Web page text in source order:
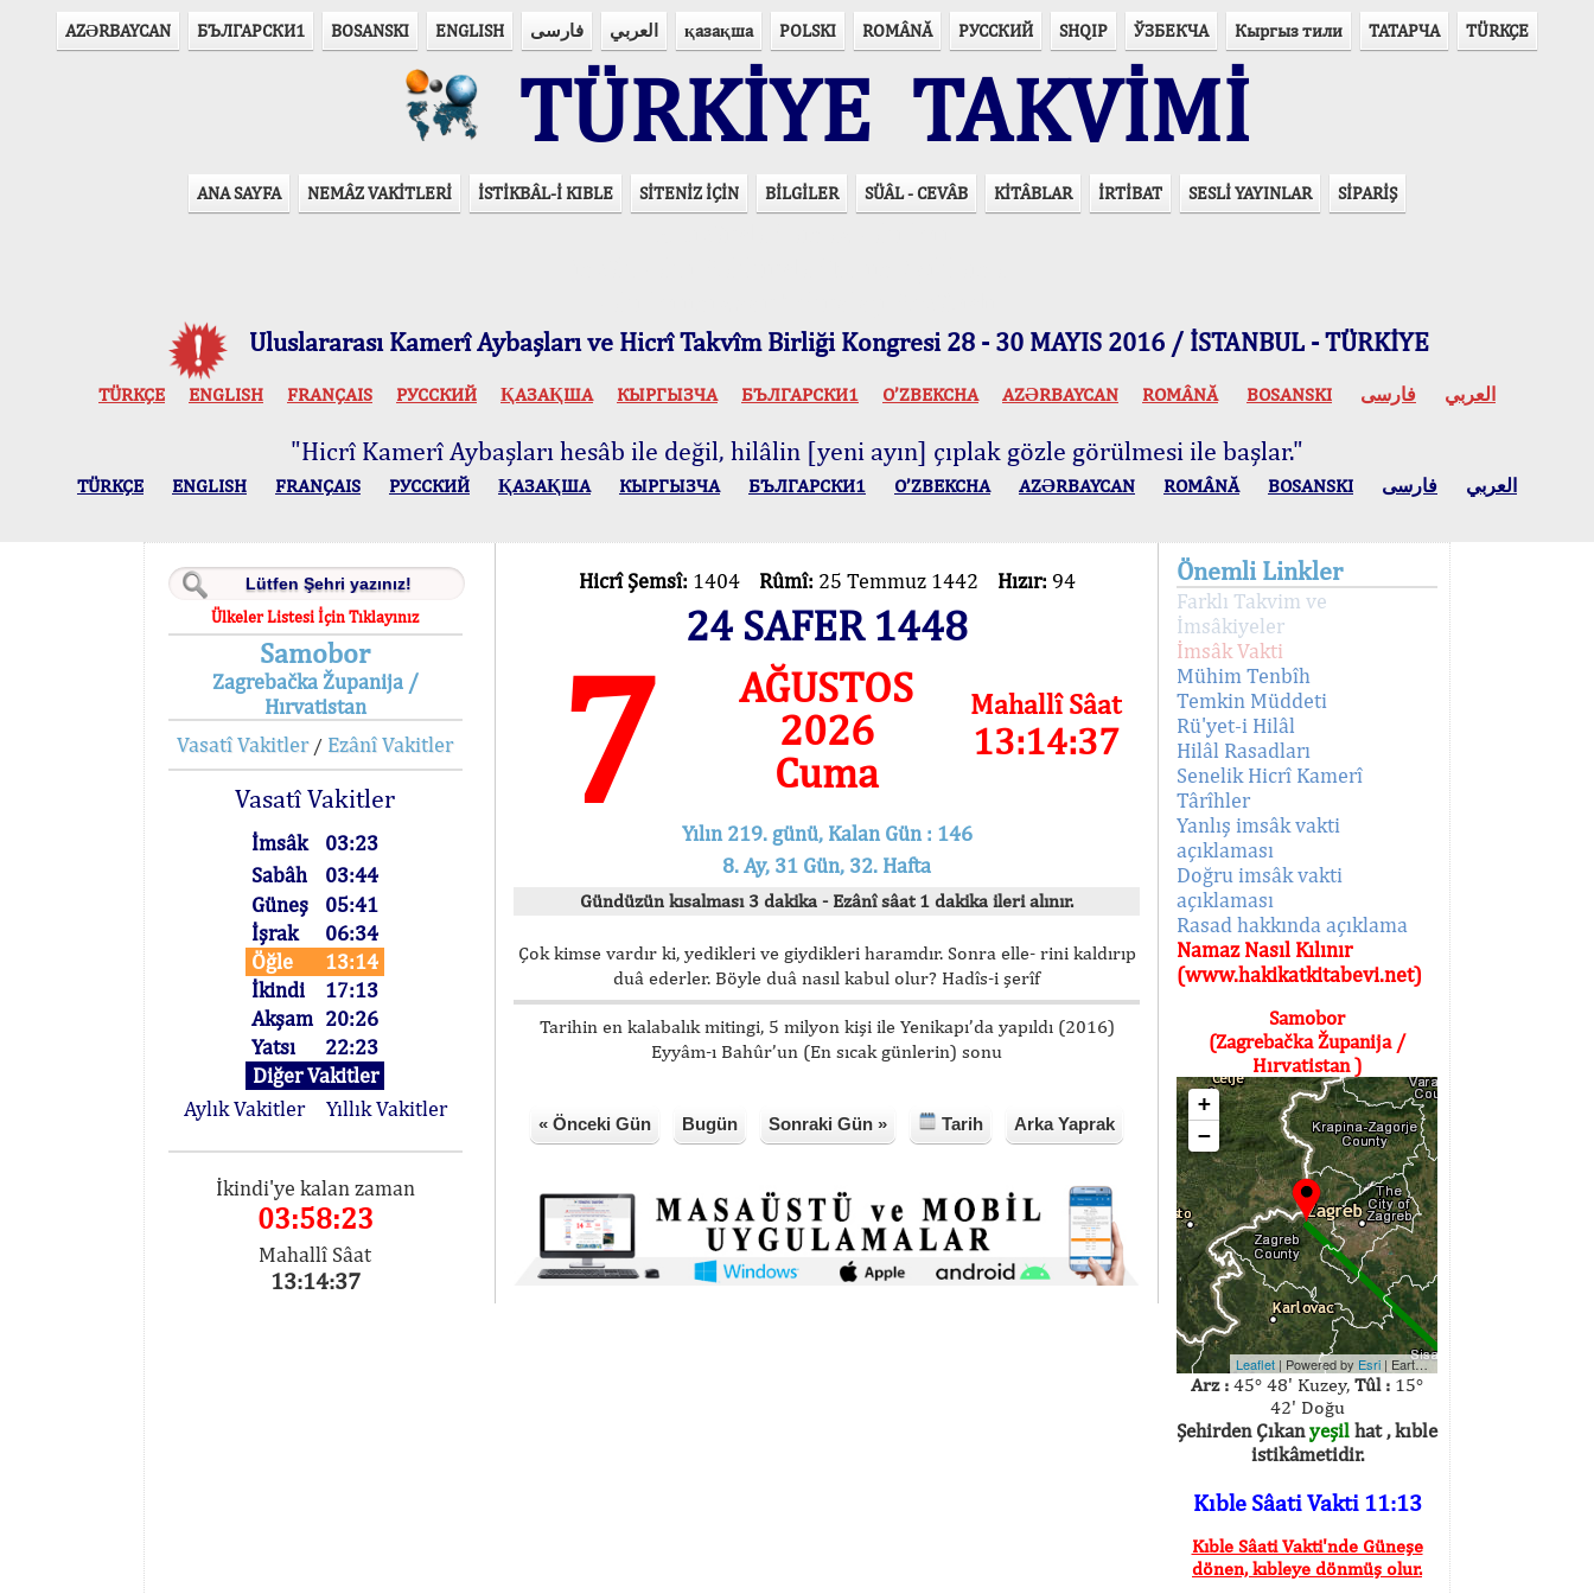
AZӘRBAYCAN БЪЛГАРСКИ1 BOSANSKI ENGLISH فارسی العربي қазақша POLSKI ROMÂNĂ РУССКИЙ SHQIP ЎЗБЕКЧА Кыргыз тили ТАТАРЧА TÜRKÇE
TÜRKİYE TAKVİMİ
ANA SAYFA NEMÂZ VAKİTLERİ İSTİKBÂL-İ KIBLE SİTENİZ İÇİN BİLGİLER SÜÂL - CEVÂB KİTÂBLAR İRTİBAT SESLİ YAYINLAR SİPARİŞ
Uluslararası Kamerî Aybaşları ve Hicrî Takvîm Birliği Kongresi 28 - 30 MAYIS 2016 / İSTANBUL - TÜRKİYE
TÜRKÇE ENGLISH FRANÇAIS РУССКИЙ ҚАЗАҚША КЫPГЫЗЧA БЪЛГАРСКИ1 O’ZBEKCHA AZӘRBAYCAN ROMÂNĂ BOSANSKI العربي فارسی
"Hicrî Kamerî Aybaşları hesâb ile değil, hilâlin [yeni ayın] çıplak gözle görülmesi ile başlar."
TÜRKÇE ENGLISH FRANÇAIS РУССКИЙ ҚАЗАҚША КЫPГЫЗЧA БЪЛГАРСКИ1 O’ZBEKCHA AZӘRBAYCAN ROMÂNĂ BOSANSKI العربي فارسی
Ülkeler Listesi İçin Tıklayınız
Samobor
Zagrebačka Županija /
Hırvatistan
Vasatî Vakitler/ Ezânî Vakitler
Vasatî Vakitler
İmsâk
03:23
Sabâh
03:44
Güneş
05:41
İşrak
06:34
Öğle
13:14
İkindi
17:13
Akşam 20:26
Yatsı
22:23
Diğer Vakitler
Aylık Vakitler
Yıllık Vakitler
İkindi'ye kalan zaman
03:58:23
Mahallî Sâat
13:14:37
Hicrî Şemsî: 1404 Rûmî: 25 Temmuz 1442 Hızır: 94
24 SAFER 1448
7
AĞUSTOS
2026
Cuma
Mahallî Sâat
13:14:37
Yılın 219. günü, Kalan Gün : 146
8. Ay, 31 Gün, 32. Hafta
Gündüzün kısalması 3 dakika - Ezânî sâat 1 dakika ileri alınır.
Çok kimse vardır ki, yedikleri ve giydikleri haramdır. Sonra elle- rini kaldırıp
duâ ederler. Böyle duâ nasıl kabul olur? Hadîs-i şerîf
Tarihin en kalabalık mitingi, 5 milyon kişi ile Yenikapı’da yapıldı (2016)
Eyyâm-ı Bahûr’un (En sıcak günlerin) sonu
« Önceki Gün Bugün Sonraki Gün » Tarih Arka Yaprak
Önemli Linkler
Farklı Takvim ve
İmsâkiyeler
İmsâk Vakti
Mühim Tenbîh
Temkin Müddeti
Rü'yet-i Hilâl
Hilâl Rasadları
Senelik Hicrî Kamerî
Târîhler
Yanlış imsâk vakti
açıklaması
Doğru imsâk vakti
açıklaması
Rasad hakkında açıklama
Namaz Nasıl Kılınır
(www.hakikatkitabevi.net)
Samobor
(Zagrebačka Županija /
Hırvatistan )
+
−
Leaflet | Powered by Esri | Earthstar Geographics
Arz : 45° 48' Kuzey, Tûl : 15°
42' Doğu
Şehirden Çıkanyeşil hat , kıble
istikâmetidir.
Kıble Sâati Vakti 11:13
Kıble Sâati Vakti'nde Güneşe
dönen, kıbleye dönmüş olur.